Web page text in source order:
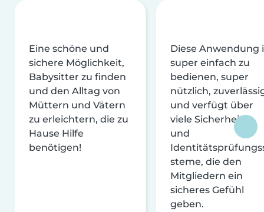
Eine schöne und
sichere Möglichkeit,
Babysitter zu finden
und den Alltag von
Müttern und Vätern
zu erleichtern, die zu
Hause Hilfe
benötigen!
Diese Anwendung
super einfach zu
bedienen, super
nützlich,
und verfügt über
viele Sicherheits-
und
steme, die den
Mitgliedern ein
sicheres Gefühl
geben.